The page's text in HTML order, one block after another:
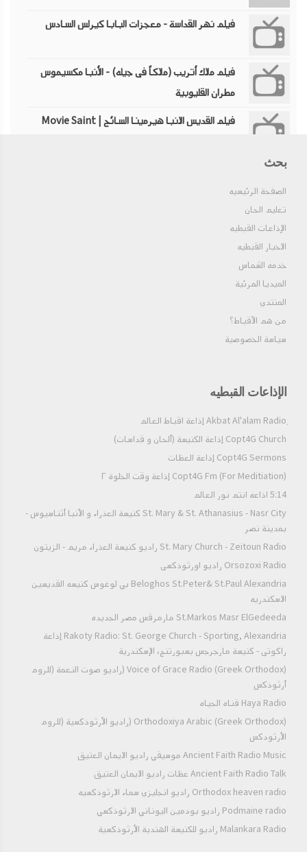
فيلم نهر القداسة - معجزات البابا كيرلس السادس
فيلم ملاك أتريب (ملاكاً فى جيله) - الأنبا مكسيموس
مطران القليوبية
فيلم القديس الانبا هيرمينا السائح | Movie Saint
يؤانس كمال ٨ ساعات
فيلم الأنبا كاراس السائح
فيلم القديس الأنبا بولا أول السواح
The life of pope kirollos VI (Arabic with
فيلم الأنبا مقار
St.Youlious Al-Akfahsi
فيلم القديسان مكسيموس و دوماديوس مع ترجمة
القس شنودة بلغة الإشارة للصم
فيلم أبو نوفير السائح | Anba Nofer the Hermit
فيلم القديس يوحنا القصير
فيلم القديس سمعان الخراز | St. Samman the
Shoemaker
بحث
الصفحة الرئيسيه
تعليم الحان
الإذاعات القبطيه
الاخبار القبطيه
خدمه الشماس
الميديا المرئية
المنتدي
من هم الأقباط؟‎
سياسة الخصوصية
الإذاعات القبطيه
Copt4G Church إذاعة الكنيسة (ألحان و قداسات)
Copt4G Sermons إذاعة العظات
Copt4G Fm (For Meditiation) إذاعة وقت الخلوة ٢
5:14 اذاعه انتم نور العالم
St. Mary & St. Athanasius - Nasr City كنيسة العذراء و الأنبا أثناسيوس -
بمدينة نصر
St. Mary Church - Zeitoun Radio راديو كنيسة العذراء مريم - الزيتون
Orsozoxi Radio راديو اورثوذكسى
Beloghos St.Peter& St.Paul Alexandria بي لوغوس كنيسه القديسين
الاسكندريه
St.Markos Masr ElGedeeda مارمرقس مصر الجديده
Rakoty Radio: St. George Church - Sporting, Alexandria إذاعة
راكوتى - كنيسة مارجرجس بسبورتنج، الإسكندرية
Voice of Grace Radio (Greek Orthodox) (راديو صوت النعمة (للروم
أرثوذكس
Haya Radio قناه الحياه
Orthodoxiya Arabic (Greek Orthodox) (راديو الأرثوذكسية (للروم
الأرثودكس
Ancient Faith Radio Music موسيقي راديو الايمان العتيق
Ancient Faith Radio Talk عظات راديو الايمان العتيق
Orthodox heaven radio راديو انجليزي سماء الارثوذكسيه
Podmaine radio راديو بودمين اليوناني الارثوذكسي
Malankara Radio راديو للكنيسة الهندية الأرثوذكسية